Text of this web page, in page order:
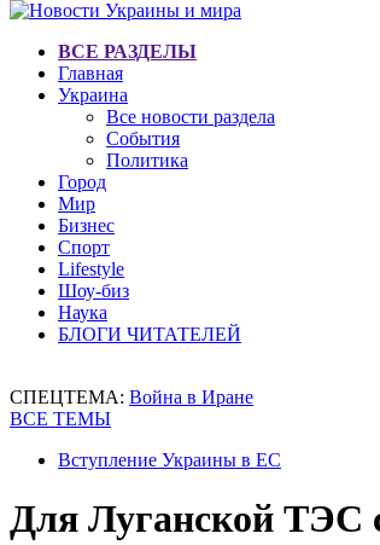
ВСЕ РАЗДЕЛЫ
Главная
Украина
Все новости раздела
События
Политика
Город
Мир
Бизнес
Спорт
Lifestyle
Шоу-биз
Наука
БЛОГИ ЧИТАТЕЛЕЙ
СПЕЦТЕМА: Война в Иране
ВСЕ ТЕМЫ
Вступление Украины в ЕС
Для Луганской ТЭС